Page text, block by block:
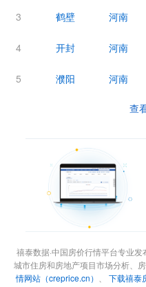
3 鹤壁 河南
4 开封 河南
5 濮阳 河南
查
禧泰数据·中国房价行情平台专业
城市住房和房地产项目市场分析、
情网站（creprice.cn）
下载禧泰